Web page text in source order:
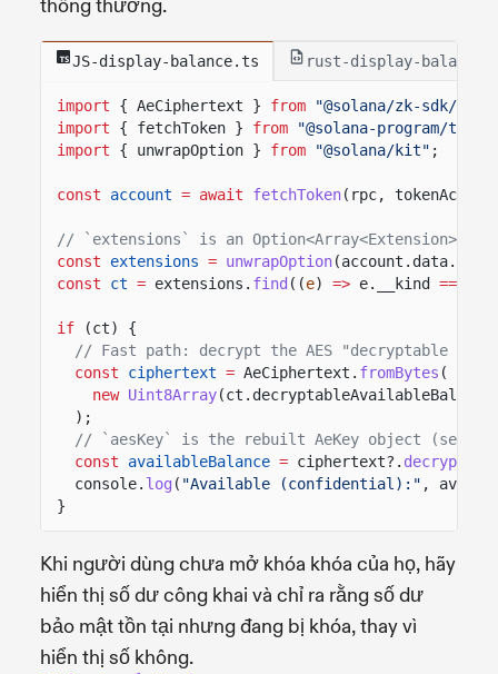
thông thường.
JS-display-balance.ts rust-display-
import { AeCiphertext } from
"@solana/zk-sdk/
import
{ fetchToken } from
"@solana-program/
import
{ unwrapOption } from "@solana/kit" ;
const account = await fetchToken(rpc,
// `extensions` is an Option<Array<Extension>>;
const
extensions = unwrapOption
const
ct = extensions. find ((e) => e.__kind ===
if
(ct) {
// Fast path: decrypt the AES "decryptable
const
ciphertext = AeCiphertext. fromBytes (
new Uint8Array
);
// `aesKey` is the rebuilt AeKey object (see
const
availableBalance = ciphertext?. decrypt
console. log ( "Available (confidential):" ,
}
Khi người dùng chưa mở khóa khóa của họ, hãy
hiển thị số dư công khai và chỉ ra rằng số dư
bảo mật tồn tại nhưng đang bị khóa, thay vì
hiển thị số không.